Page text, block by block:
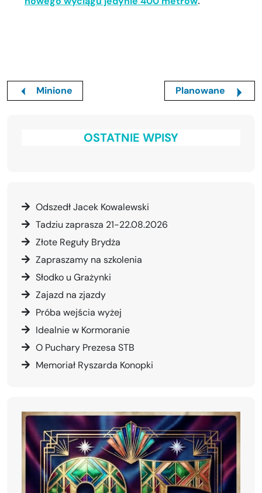
Minione Planowane
OSTATNIE WPISY
Odszedł Jacek Kowalewski
Tadziu zaprasza 21-22.08.2026
Złote Reguły Brydża
Zapraszamy na szkolenia
Słodko u Grażynki
Zajazd na zjazdy
Próba wejścia wyżej
Idealnie w Kormoranie
O Puchary Prezesa STB
Memoriał Ryszarda Konopki